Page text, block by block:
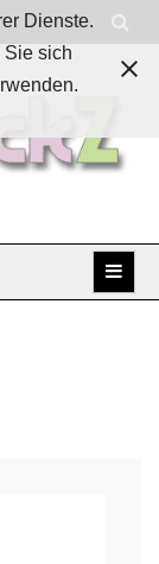
Dienste.
Sie sich